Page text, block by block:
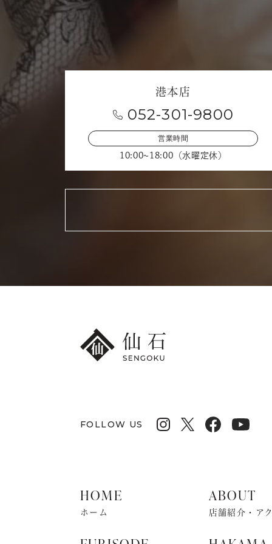
港本店
052-301-9800
営業時間
10:00~18:00（水曜定休）
FOLLOW US
HOME
ホーム
ABOUT
店舗紹介・ア